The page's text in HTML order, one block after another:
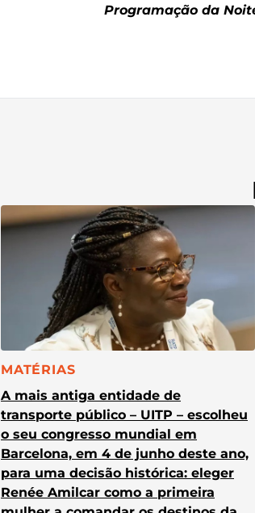
Programação da
CATEGORIA:
MATÉRIAS
A mais antiga entidade de
transporte público – UITP – escolheu
o seu congresso mundial em
Barcelona, em 4 de junho deste ano,
para uma decisão histórica: eleger
Renée Amilcar como a primeira